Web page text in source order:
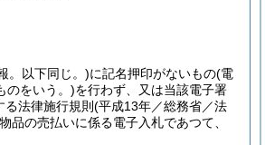
。以下同じ。)に記名押印がないもの(電
のをいう。)を行わず、又は当該電子署
法律施行規則 (平成13年／総務省／法
品の売払いに係る電子入札であつて、